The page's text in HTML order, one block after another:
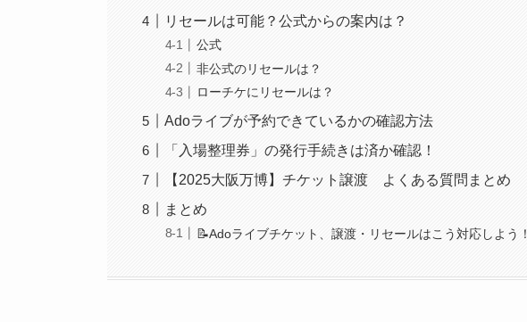
リセールは可能？公式からの案内は？
公式
非公式のリセールは？
ローチケにリセールは？
Adoライブが予約できているかの確認方法
「入場整理券」の発行手続きは済か確認！
【2025大阪万博】チケット譲渡 よくある質問まとめ
まとめ
📝Adoライブチケット、譲渡・リセールはこう対応しよう！